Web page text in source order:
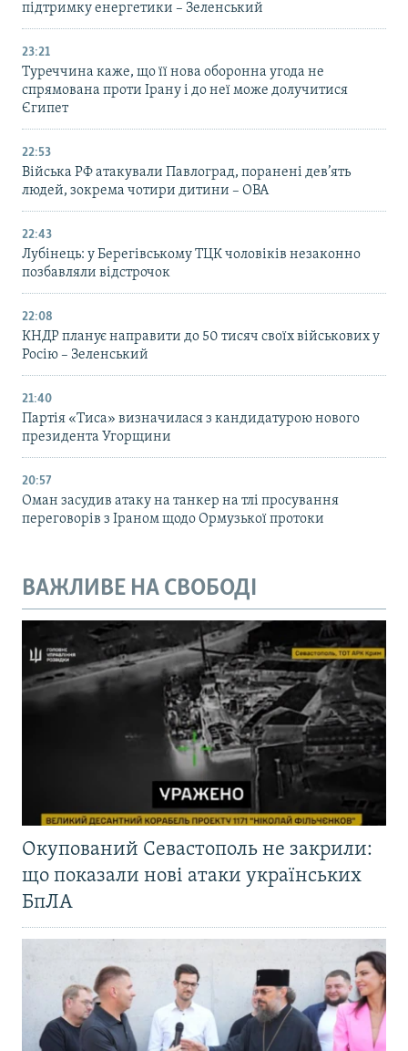
підтримку енергетики – Зеленський
23:21
Туреччина каже, що її нова оборонна угода не
спрямована проти Ірану і до неї може долучитися
Єгипет
22:53
Війська РФ атакували Павлоград, поранені дев’ять
людей, зокрема чотири дитини – ОВА
22:43
Лубінець: у Берегівському ТЦК чоловіків незаконно
позбавляли відстрочок
22:08
КНДР планує направити до 50 тисяч своїх військових у
Росію – Зеленський
21:40
Партія «Тиса» визначилася з кандидатурою нового
президента Угорщини
20:57
Оман засудив атаку на танкер на тлі просування
переговорів з Іраном щодо Ормузької протоки
ВАЖЛИВЕ НА СВОБОДІ
Окупований Севастополь не закрили:
що показали нові атаки українських
БпЛА